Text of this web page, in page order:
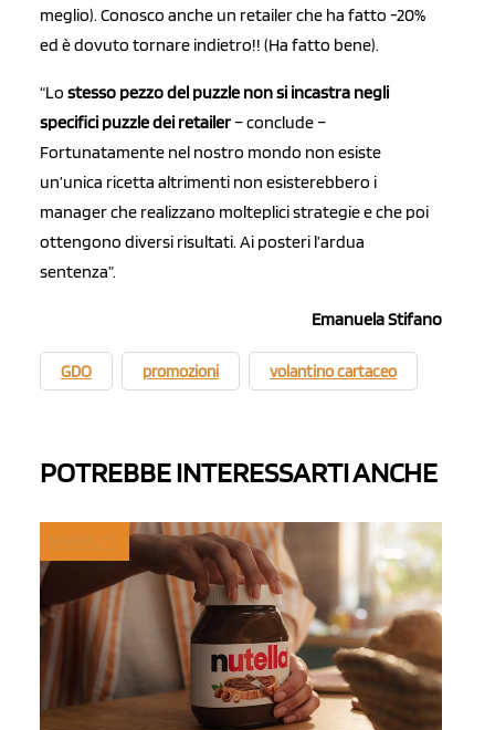
meglio). Conosco anche un retailer che ha fatto -20%
ed è dovuto tornare indietro!! (Ha fatto bene).
“Lo stesso pezzo del puzzle non si incastra negli
specifici puzzle dei retailer– conclude –
Fortunatamente nel nostro mondo non esiste
un’unica ricetta altrimenti non esisterebbero i
manager che realizzano molteplici strategie e che poi
ottengono diversi risultati. Ai posteri l’ardua
sentenza”.
Emanuela Stifano
GDO promozioni volantino cartaceo
POTREBBE INTERESSARTI ANCHE